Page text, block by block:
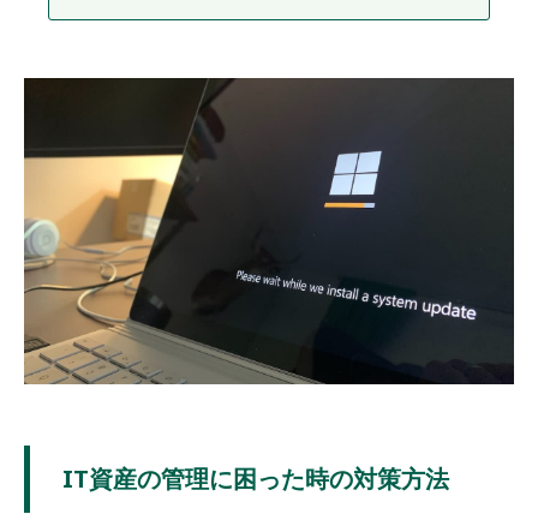
IT資産の管理に困った時の対策方法